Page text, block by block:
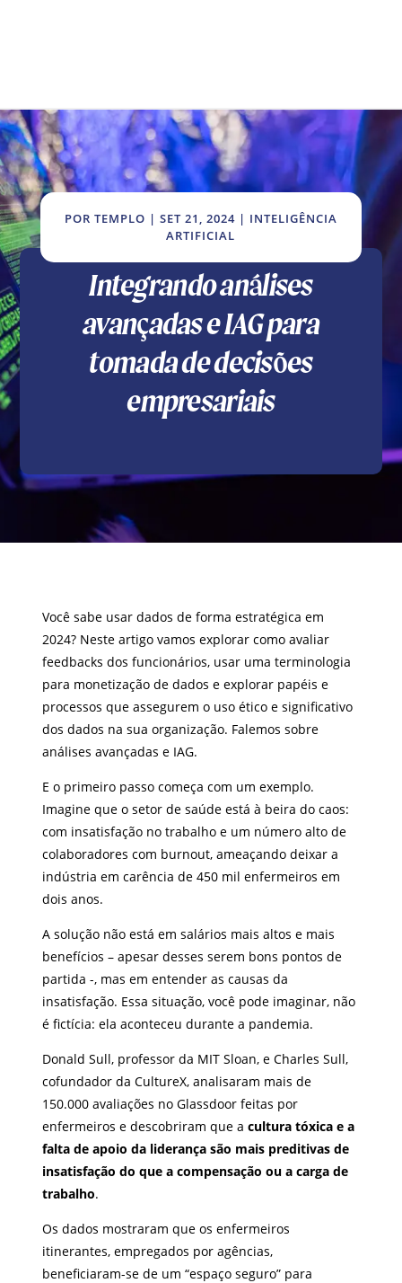
POR TEMPLO | SET 21, 2024| INTELIGÊNCIA
ARTIFICIAL
Integrando análises
avançadas e IAG para
tomada de decisões
empresariais
Você sabe usar dados de forma estratégica em
2024? Neste artigo vamos explorar como avaliar
feedbacks dos funcionários, usar uma terminologia
para monetização de dados e explorar papéis e
processos que assegurem o uso ético e significativo
dos dados na sua organização. Falemos sobre
análises avançadas e IAG.
E o primeiro passo começa com um exemplo.
Imagine que o setor de saúde está à beira do caos:
com insatisfação no trabalho e um número alto de
colaboradores com burnout, ameaçando deixar a
indústria em carência de 450 mil enfermeiros em
dois anos.
A solução não está em salários mais altos e mais
benefícios – apesar desses serem bons pontos de
partida -, mas em entender as causas da
insatisfação. Essa situação, você pode imaginar, não
é fictícia: ela aconteceu durante a pandemia.
Donald Sull, professor da MIT Sloan, e Charles Sull,
cofundador da CultureX, analisaram mais de
150.000 avaliações no Glassdoor feitas por
enfermeiros e descobriram que acultura tóxica e a
falta de apoio da liderança são mais preditivas de
insatisfação do que a compensação ou a carga de
trabalho.
Os dados mostraram que os enfermeiros
itinerantes, empregados por agências,
beneficiaram-se de um “espaço seguro” para